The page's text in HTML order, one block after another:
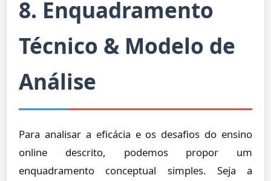
8. Enquadramento
Técnico & Modelo de
Análise
Para analisar a eficácia e os desafios do ensino
online descrito, podemos propor um
enquadramento conceptual simples. Seja a